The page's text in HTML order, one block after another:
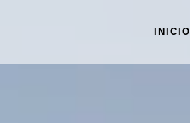
INICIO